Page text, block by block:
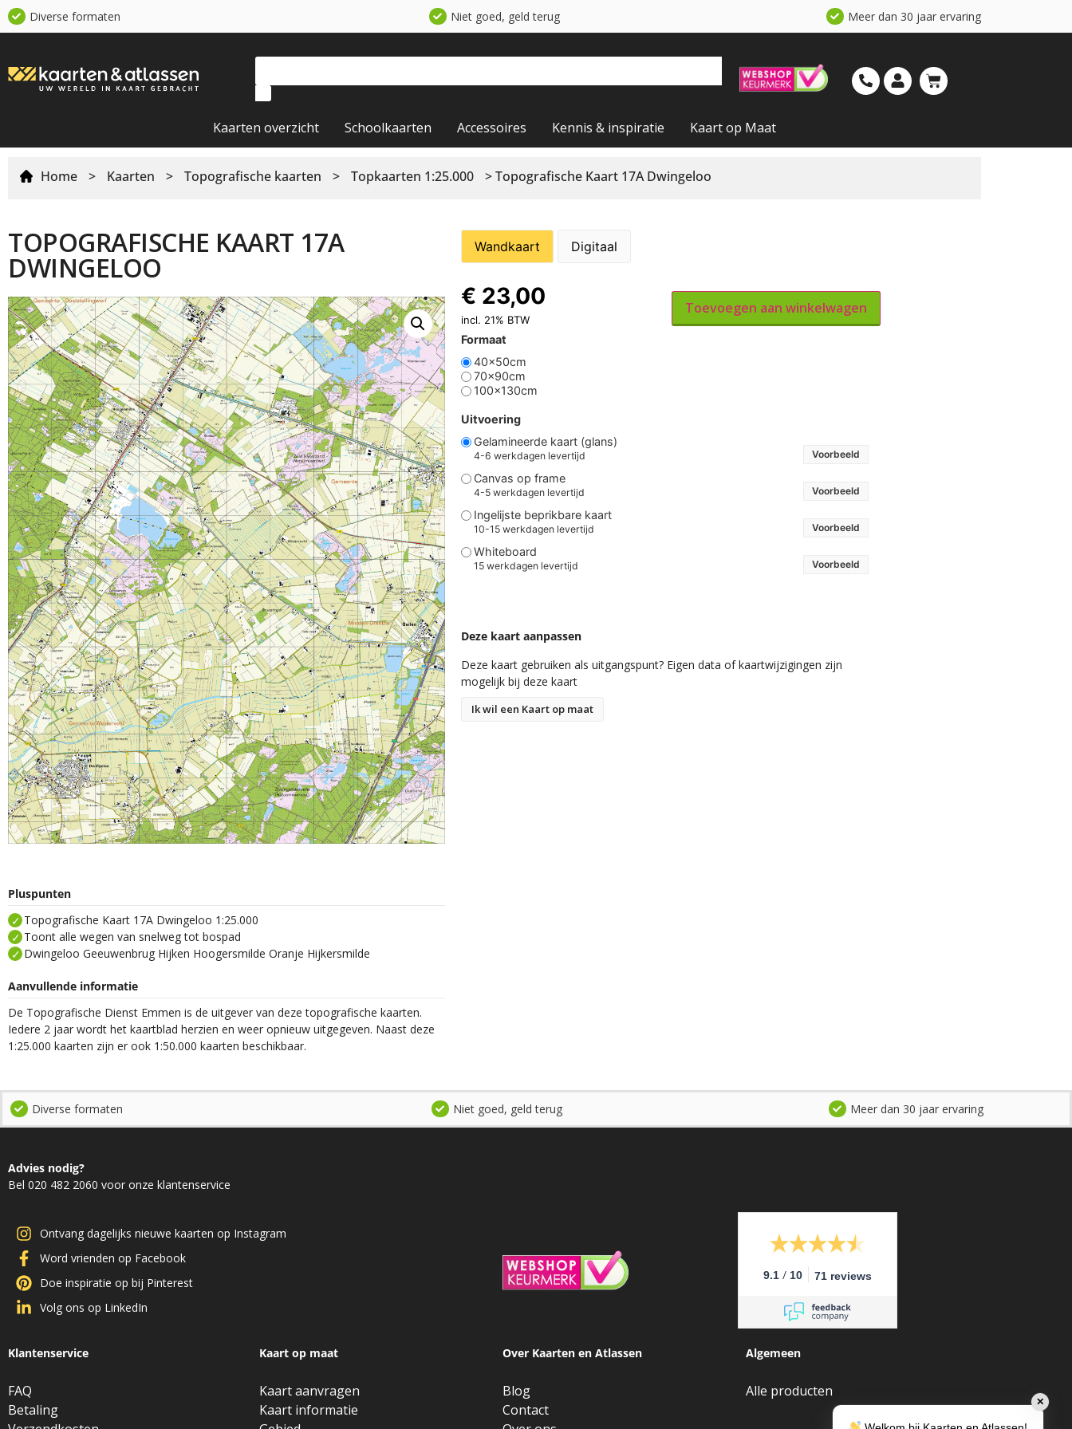
Diverse formaten Niet goed, geld terug Meer dan 30 jaar ervaring
Kaarten overzicht Schoolkaarten Accessoires Kennis & inspiratie Kaart op Maat
Home > Kaarten > Topografische kaarten > Topkaarten 1:25.000 > Topografische Kaart 17A Dwingeloo
TOPOGRAFISCHE KAART 17A
DWINGELOO
Pluspunten
Topografische Kaart 17A Dwingeloo 1:25.000
Toont alle wegen van snelweg tot bospad
Dwingeloo Geeuwenbrug Hijken Hoogersmilde Oranje Hijkersmilde
Aanvullende informatie
De Topografische Dienst Emmen is de uitgever van deze topografische kaarten.
Iedere 2 jaar wordt het kaartblad herzien en weer opnieuw uitgegeven. Naast deze
1:25.000 kaarten zijn er ook 1:50.000 kaarten beschikbaar.
Wandkaart Digitaal
Formaat
40x50cm
70x90cm
100x130cm
Uitvoering
Gelamineerde kaart (glans)
4-6 werkdagen levertijd Voorbeeld
Canvas op frame
4-5 werkdagen levertijd Voorbeeld
Ingelijste beprikbare kaart
10-15 werkdagen levertijd Voorbeeld
Whiteboard
15 werkdagen levertijd Voorbeeld
€ 23,00
incl. 21% BTW
Toevoegen aan winkelwagen
Deze kaart aanpassen
Deze kaart gebruiken als uitgangspunt? Eigen data of kaartwijzigingen zijn
mogelijk bij deze kaart
Ik wil een Kaart op maat
Diverse formaten Niet goed, geld terug Meer dan 30 jaar ervaring
Advies nodig?
Bel 020 482 2060 voor onze klantenservice
Ontvang dagelijks nieuwe kaarten op Instagram
Word vrienden op Facebook
Doe inspiratie op bij Pinterest
Volg ons op LinkedIn
9.1 / 10 71 reviews
Klantenservice
FAQ
Betaling
Kaart op maat
Kaart aanvragen
Kaart informatie
Over Kaarten en Atlassen
Blog
Contact
Algemeen
Alle producten
✕